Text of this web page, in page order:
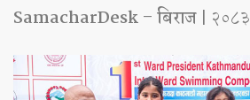
SamacharDesk – बिराज |